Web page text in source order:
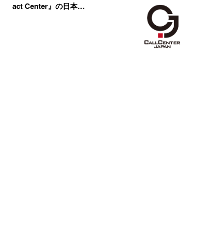
act Center』の日本…